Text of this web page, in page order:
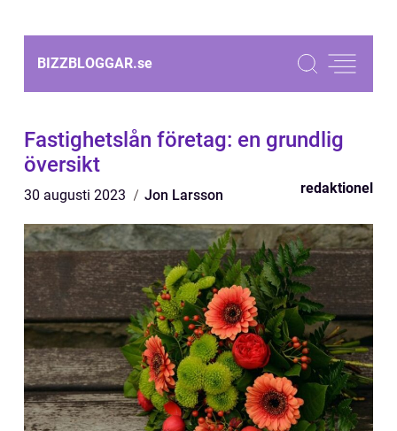
BIZZBLOGGAR.se
Fastighetslån företag: en grundlig
översikt
30 augusti 2023 Jon Larsson redaktionel